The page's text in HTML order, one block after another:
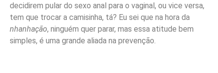
decidirem pular do sexo anal para o vaginal, ou vice versa,
tem que trocar a camisinha, tá? Eu sei que na hora da
nhanhação, ninguém quer parar, mas essa atitude bem
simples, é uma grande aliada na prevenção.